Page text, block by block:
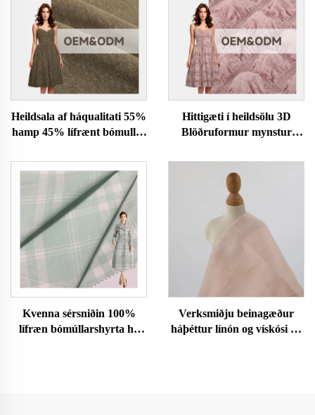
Heildsala af háqualitati 55%
hamp 45% lífrænt bómullar
meyja/konu á herðum
hreinan lit á beinum
flutningi frá framleiðanda
Hittigæti í heildsölu 3D
Blöðruformur mynstur
polyester spandex vefið rafli
fyrir fatnað klæði
Kvenna sérsniðin 100%
lífræn bómúllarshyrta há
Verksmiðju beinagæður
háþéttur línón og vískósi og